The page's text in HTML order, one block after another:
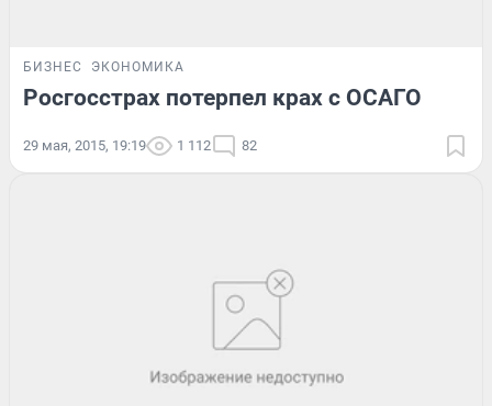
БИЗНЕС ЭКОНОМИКА
Росгосстрах потерпел крах с ОСАГО
29 мая, 2015, 19:19 1 112 82